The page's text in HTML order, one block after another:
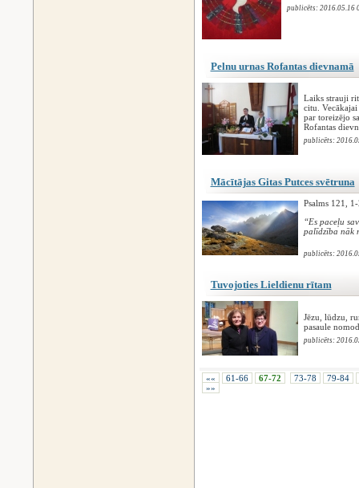
publicēts: 2016.05.16
Pelnu urnas Rofantas dievnamā
Laiks strauji
citu.
par toreizējo
Rofantas
publicēts:
Mācītājas Gitas Putces svētruna
Psalms 121,
“Es paceļu
palīdzība nāk
publicēts:
Tuvojoties Lieldienu rītam
Jēzu, lūdzu,
pasaule
publicēts:
«« 61-66 67-72 73-78
79-84
»»